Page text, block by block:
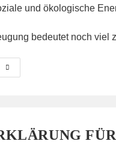
und ökologische
bedeutet noch viel
Konferenz
„Energiekämpfe